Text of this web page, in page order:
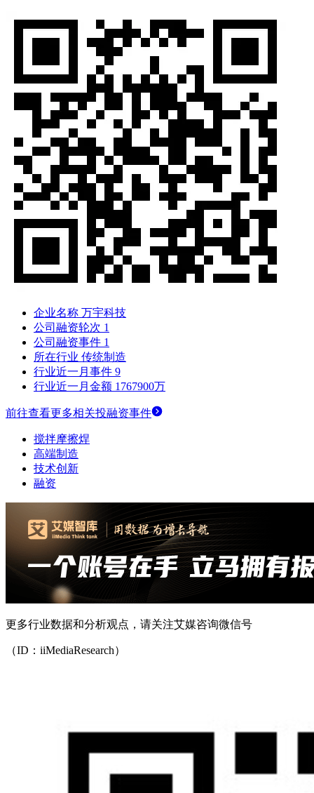
企业名称 万宇科技
公司融资轮次 1
公司融资事件 1
所在行业 传统制造
行业近一月事件 9
行业近一月金额 1767900万
前往查看更多相关投融资事件
搅拌摩擦焊
高端制造
技术创新
融资
更多行业数据和分析观点，请关注艾媒咨询微信号
（ID：iiMediaResearch）